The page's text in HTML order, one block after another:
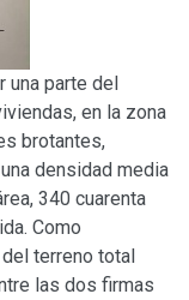
una parte del
en la zona
brotantes,
densidad media
340 cuarenta
Como
terreno total
las dos firmas